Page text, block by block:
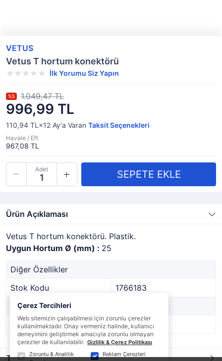
VETUS
Vetus T hortum konektörü
İlk Yorumu Siz Yapın
996,99 TL
%5 1.049,47 TL
110,94 TL×12 Ay'a Varan Taksit Seçenekleri
Havale / Eft
967,08 TL
Adet
Ürün Açıklaması
Vetus T hortum konektörü. Plastik.
Uygun Hortum Ø (mm) : 25
Diğer Özellikler
Stok Kodu
1766183
Marka
Stok Durumu
Var
Taksit / Ödeme Seçenekleri
Çerez Tercihleri
Web sitemizin çalışabilmesi için zorunlu çerezler
kullanılmaktadır. Onay vermeniz halinde, kullanıcı
deneyimini geliştirmek amacıyla zorunlu olmayan
çerezler de kullanılabilir. Gizlilik & Çerez Politikası
Zorunlu & Analitik
Reklam Çerezleri